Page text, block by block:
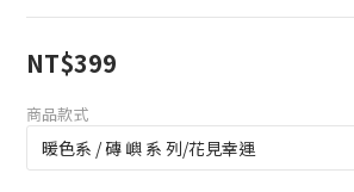
NT$399
商品款式